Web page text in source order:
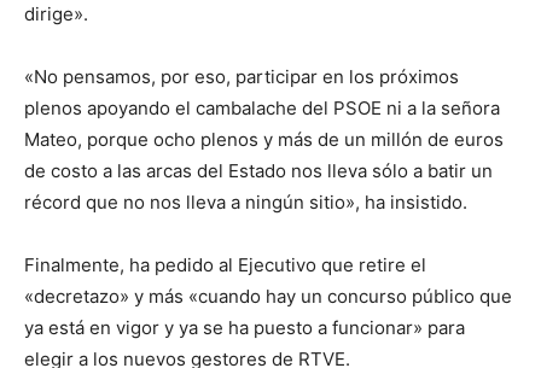
dirige».
«No pensamos, por eso, participar en los próximos
plenos apoyando el cambalache del PSOE ni a la señora
Mateo, porque ocho plenos y más de un millón de euros
de costo a las arcas del Estado nos lleva sólo a batir un
récord que no nos lleva a ningún sitio», ha insistido.
Finalmente, ha pedido al Ejecutivo que retire el
«decretazo» y más «cuando hay un concurso público que
ya está en vigor y ya se ha puesto a funcionar» para
elegir a los nuevos gestores de RTVE.